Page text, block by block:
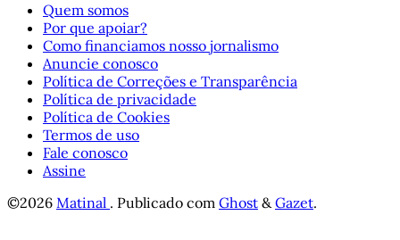
Quem somos
Por que apoiar?
Como financiamos nosso jornalismo
Anuncie conosco
Política de Correções e Transparência
Política de privacidade
Política de Cookies
Termos de uso
Fale conosco
Assine
©2026 Matinal . Publicado com Ghost &Gazet.